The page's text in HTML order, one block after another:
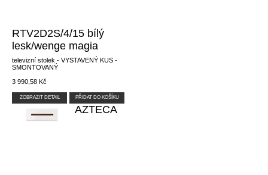
RTV2D2S/4/15 bílý
lesk/wenge magia
televizní stolek - VYSTAVENÝ KUS -
SMONTOVANÝ
3 990,58 Kč
ZOBRAZIT DETAIL PŘIDAT DO KOŠÍKU
AZTECA